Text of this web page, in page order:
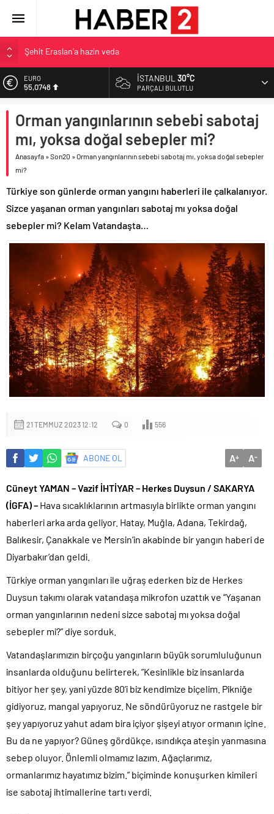
Malatya’da Bakırcılar Çarşısı’na ilk kazma
BAU Tıp’tan öğrencilerine 500 bin liralık bilimsel destek
İzmit Belediyesi’nden Tepeköy’de asfalt mesaisi
EURO
55,0748
6.623,43
BİST
13.785,25
DOLAR
İSTANBUL30°C
PARÇALI BULUTLU
Orman yangınlarının sebebi sabotaj
mı, yoksa doğal sebepler mi?
Anasayfa »Son20 »Orman yangınlarının sebebi sabotaj mı, yoksa doğal sebepler
mi?
Türkiye son günlerde orman yangını haberleri ile çalkalanıyor.
Sizce yaşanan orman yangınları sabotaj mı yoksa doğal
sebepler mi? Kelam Vatandaşta…
21 TEMMUZ 2023 12:12 0 556
ABONE OL A+ A-
Cüneyt YAMAN – Vazif İHTİYAR – Herkes Duysun / SAKARYA
(İGFA) – Hava sıcaklıklarının artmasıyla birlikte orman yangını
haberleri arka arda geliyor. Hatay, Muğla, Adana, Tekirdağ,
Balıkesir, Çanakkale ve Mersin’in akabinde bir yangın haberi de
Diyarbakır’dan geldi.
Türkiye orman yangınları ile uğraş ederken biz de Herkes
Duysun takımı olarak vatandaşa mikrofon uzattık ve “Yaşanan
orman yangınlarının nedeni sizce sabotaj mı yoksa doğal
sebepler mi?” diye sorduk.
Vatandaşlarımızın birçoğu yangınların büyük sorumluluğunun
insanlarda olduğunu belirterek, ”Kesinlikle biz insanlarda
bitiyor her şey, yani yüzde 80’i biz kendimize biçelim. Pikniğe
gidiyoruz, mangal yapıyoruz. Ne söndürüyoruz ne rastgele bir
şey yapıyoruz yahut adam bira içiyor şişeyi atıyor ormanın içine.
Bu da ne yapıyor? Güneş gördükçe, ısındıkça ateşin yanmasına
sebep oluyor. Önlemli olmamız lazım. Ağaçlarımız,
ormanlarımız hayatımız bizim.” biçiminde konuşurken kimileri
ise sabotaj ihtimallerine tartı verdi.